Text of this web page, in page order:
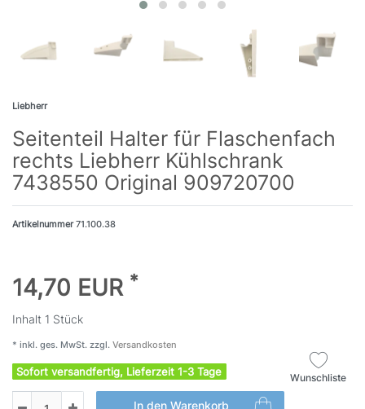
Liebherr
Seitenteil Halter für Flaschenfach
rechts Liebherr Kühlschrank
7438550 Original 909720700
Artikelnummer71.100.38
14,70 EUR *
Inhalt 1 Stück
* inkl. ges. MwSt. zzgl. Versandkosten
Sofort versandfertig, Lieferzeit 1-3 Tage
In den Warenkorb
Wunschliste